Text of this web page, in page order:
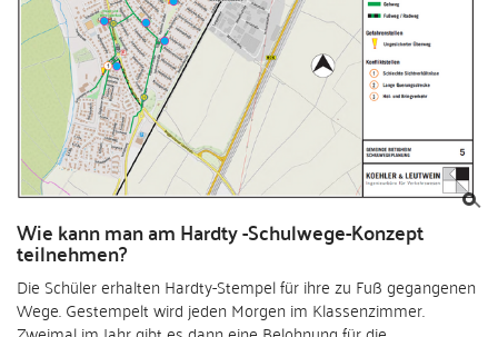
Wie kann man am Hardty -Schulwege-Konzept
teilnehmen?
Die Schüler erhalten Hardty-Stempel für ihre zu Fuß gegangenen
Wege. Gestempelt wird jeden Morgen im Klassenzimmer.